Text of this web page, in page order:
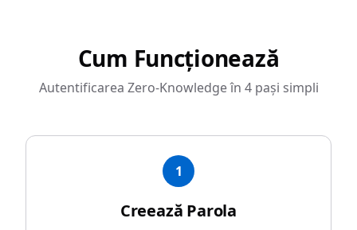
Cum Funcționează
Autentificarea Zero-Knowledge în 4 pași simpli
1
Creează Parola